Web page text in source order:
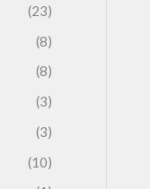
(23)
(8)
(8)
(3)
(3)
(10)